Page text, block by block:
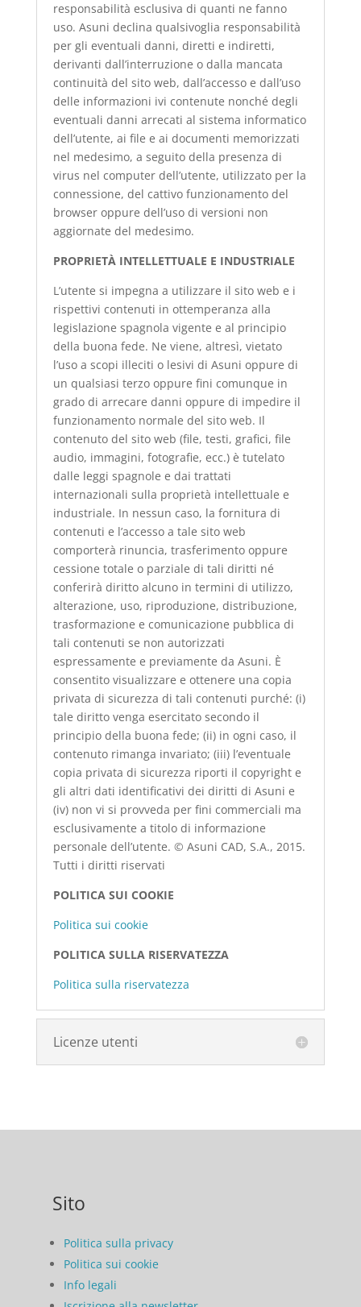
responsabilità esclusiva di quanti ne fanno
uso. Asuni declina qualsivoglia responsabilità
per gli eventuali danni, diretti e indiretti,
derivanti dall’interruzione o dalla mancata
continuità del sito web, dall’accesso e dall’uso
delle informazioni ivi contenute nonché degli
eventuali danni arrecati al sistema informatico
dell’utente, ai file e ai documenti memorizzati
nel medesimo, a seguito della presenza di
virus nel computer dell’utente, utilizzato per la
connessione, del cattivo funzionamento del
browser oppure dell’uso di versioni non
aggiornate del medesimo.
PROPRIETÀ INTELLETTUALE E INDUSTRIALE
L’utente si impegna a utilizzare il sito web e i
rispettivi contenuti in ottemperanza alla
legislazione spagnola vigente e al principio
della buona fede. Ne viene, altresì, vietato
l’uso a scopi illeciti o lesivi di Asuni oppure di
un qualsiasi terzo oppure fini comunque in
grado di arrecare danni oppure di impedire il
funzionamento normale del sito web. Il
contenuto del sito web (file, testi, grafici, file
audio, immagini, fotografie, ecc.) è tutelato
dalle leggi spagnole e dai trattati
internazionali sulla proprietà intellettuale e
industriale. In nessun caso, la fornitura di
contenuti e l’accesso a tale sito web
comporterà rinuncia, trasferimento oppure
cessione totale o parziale di tali diritti né
conferirà diritto alcuno in termini di utilizzo,
alterazione, uso, riproduzione, distribuzione,
trasformazione e comunicazione pubblica di
tali contenuti se non autorizzati
espressamente e previamente da Asuni. È
consentito visualizzare e ottenere una copia
privata di sicurezza di tali contenuti purché: (i)
tale diritto venga esercitato secondo il
principio della buona fede; (ii) in ogni caso, il
contenuto rimanga invariato; (iii) l’eventuale
copia privata di sicurezza riporti il copyright e
gli altri dati identificativi dei diritti di Asuni e
(iv) non vi si provveda per fini commerciali ma
esclusivamente a titolo di informazione
personale dell’utente. © Asuni CAD, S.A., 2015.
Tutti i diritti riservati
POLITICA SUI COOKIE
Politica sui cookie
POLITICA SULLA RISERVATEZZA
Politica sulla riservatezza
Licenze utenti
Sito
Politica sulla privacy
Politica sui cookie
Info legali